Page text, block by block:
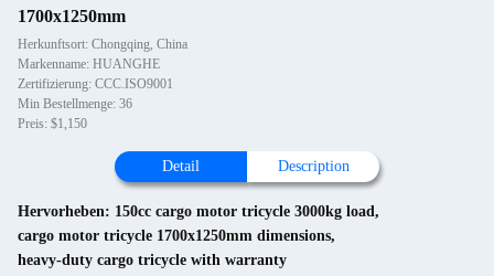
1700x1250mm
Herkunftsort: Chongqing, China
Markenname: HUANGHE
Zertifizierung: CCC.ISO9001
Min Bestellmenge: 36
Preis: $1,150
Detail Description
Hervorheben: 150cc cargo motor tricycle 3000kg load,
cargo motor tricycle 1700x1250mm dimensions,
heavy-duty cargo tricycle with warranty